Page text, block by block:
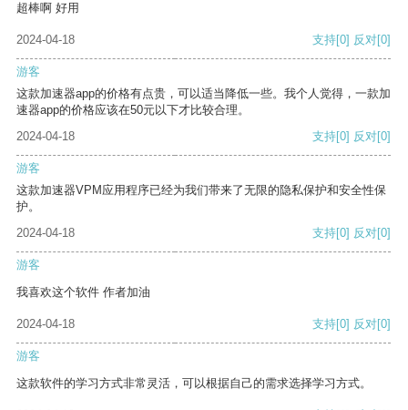
超棒啊 好用
2024-04-18 支持[0] 反对[0]
游客
这款加速器app的价格有点贵，可以适当降低一些。我个人觉得，一款加
速器app的价格应该在50元以下才比较合理。
2024-04-18
支持[0] 反对[0]
游客
这款加速器VPM应用程序已经为我们带来了无限的隐私保护和安全性保
护。
2024-04-18
支持[0] 反对[0]
游客
我喜欢这个软件 作者加油
2024-04-18 支持[0] 反对[0]
游客
这款软件的学习方式非常灵活，可以根据自己的需求选择学习方式。